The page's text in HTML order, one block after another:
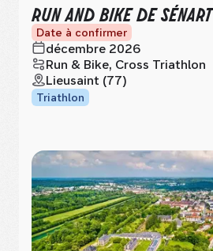
RUN AND BIKE DE SÉNART
Date à confirmer
décembre 2026
Run & Bike, Cross Triathlon
Lieusaint (77)
Triathlon